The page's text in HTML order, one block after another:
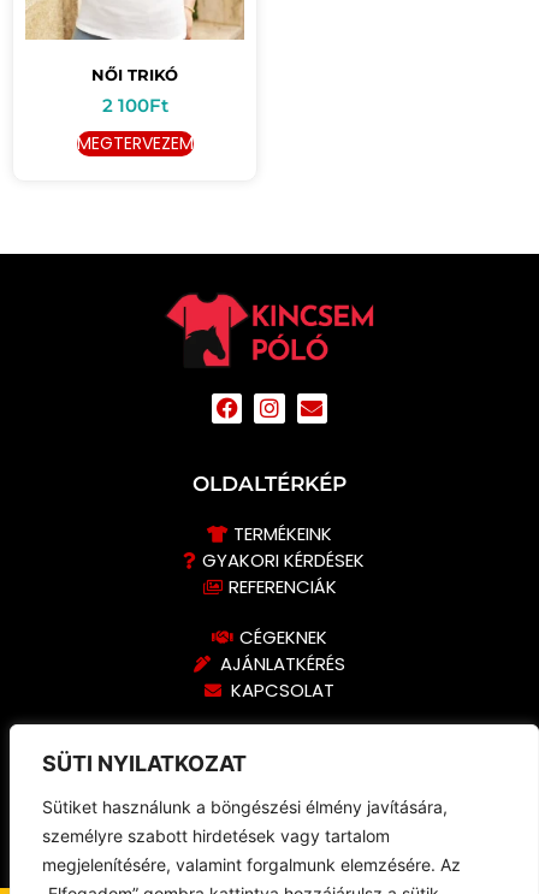
SÜTI NYILATKOZAT
Sütiket használunk a böngészési élmény javítására,
személyre szabott hirdetések vagy tartalom
megjelenítésére, valamint forgalmunk elemzésére. Az
NŐI TRIKÓ
2 100Ft
MEGTERVEZEM
OLDALTÉRKÉP
TERMÉKEINK
GYAKORI KÉRDÉSEK
REFERENCIÁK
CÉGEKNEK
AJÁNLATKÉRÉS
KAPCSOLAT
KERESS MINKET BIZALOMMAL!
+36 30 407 6890
hello@kincsempolo.hu
Kincsem Póló - Facebook